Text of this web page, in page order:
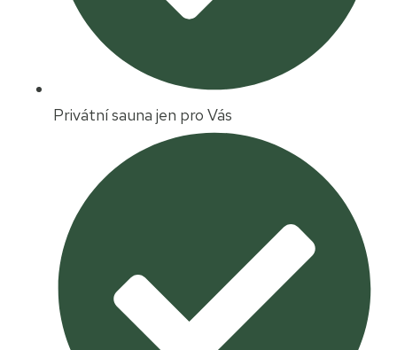
Privátní sauna jen pro Vás